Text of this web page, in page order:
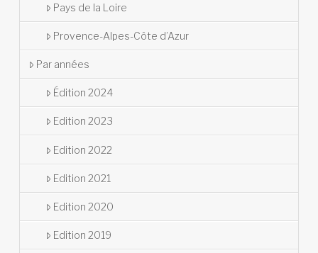
Pays de la Loire
Provence-Alpes-Côte d’Azur
Par années
Édition 2024
Edition 2023
Edition 2022
Edition 2021
Edition 2020
Edition 2019